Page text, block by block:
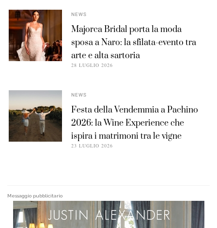
NEWS
Majorca Bridal porta la moda
sposa a Naro: la sfilata-evento tra
arte e alta sartoria
28 LUGLIO 2026
NEWS
Festa della Vendemmia a Pachino
2026: la Wine Experience che
ispira i matrimoni tra le vigne
23 LUGLIO 2026
Messaggio pubblicitario